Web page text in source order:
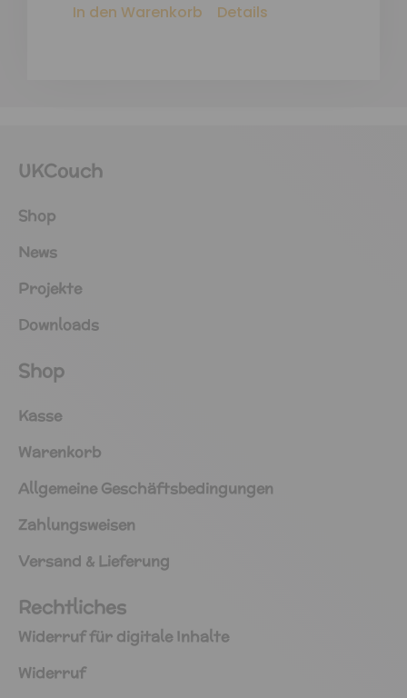
In den Warenkorb Details
UKCouch
Shop
News
Projekte
Downloads
Shop
Kasse
Warenkorb
Allgemeine Geschäftsbedingungen
Zahlungsweisen
Versand & Lieferung
Rechtliches
Widerruf für digitale Inhalte
Widerruf